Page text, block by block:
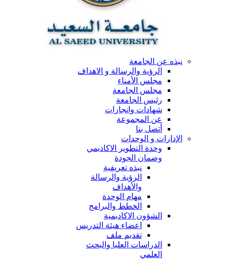
نبذه عن الجامعة
الرؤية والرسالة و الاهداف
مجلس الأمناء
مجلس الجامعة
رئيس الجامعة
شهادات وانجازات
عن المجموعة
أتصل بنا
الإدارات و الوحدات
وحدة التطوير الاكاديمي
وضمان الجودة
نبذه تعريفية
الرؤية والرسالة
والأهداف
مهام الوحدة
الخطط والبرامج
الشؤون الاكاديمية
اعضاء هيئة التدريس
تقديم ملف
الدراسات العليا والبحث
العلمي